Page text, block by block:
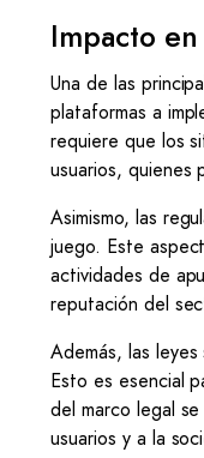
Impacto
Una de las
plataformas a
requiere que los
usuarios, quienes
Asimismo, las
juego. Este
actividades de
reputación del
Además, las
Esto es esencial
del marco legal
usuarios y a la